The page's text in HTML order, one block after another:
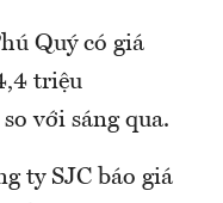
Quý có giá
triệu
với sáng qua.
ty SJC báo giá